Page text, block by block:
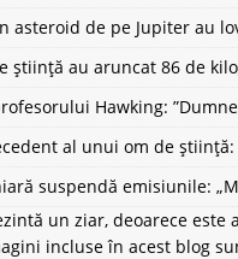
asteroid de pe Jupiter au
știință au aruncat 86 de
Hawking:
al unui om de
suspendă emisiunile:
un ziar, deoarece
incluse în acest blog